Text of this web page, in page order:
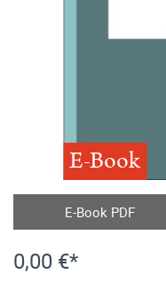
E-Book
E-Book PDF
0,00 €*